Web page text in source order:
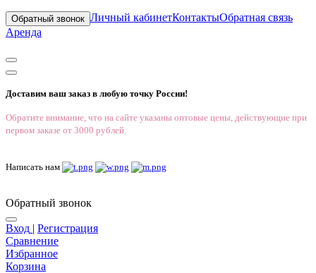
Обратный звонок Личный кабинетКонтактыОбратная связь
Аренда
Доставим ваш заказ в любую точку России!
Обратите внимание, что на сайте указаны оптовые цены, действующие при
первом заказе от 3000 рублей.
Написать нам
Обратный звонок
Вход | Регистрация
Сравнение
Избранное
Корзина